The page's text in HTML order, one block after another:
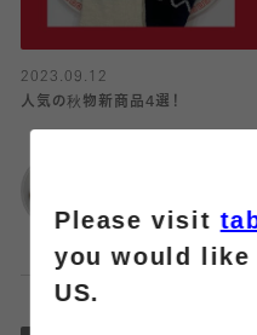
2023.09.12
人気の秋物新商品4選！
Please visit
you would
US.